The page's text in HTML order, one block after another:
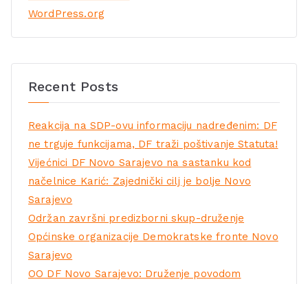
WordPress.org
Recent Posts
Reakcija na SDP-ovu informaciju nadređenim: DF
ne trguje funkcijama, DF traži poštivanje Statuta!
Vijećnici DF Novo Sarajevo na sastanku kod
načelnice Karić: Zajednički cilj je bolje Novo
Sarajevo
Održan završni predizborni skup-druženje
Općinske organizacije Demokratske fronte Novo
Sarajevo
OO DF Novo Sarajevo: Druženje povodom